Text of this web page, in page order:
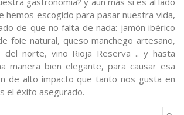
hemos escogido para pasar nuestra vida,
de que no falta de nada: jamón ibérico
foie natural, queso manchego artesano,
norte, vino Rioja Reserva .. y hasta
manera bien elegante, para causar esa
de alto impacto que tanto nos gusta en
el éxito asegurado.